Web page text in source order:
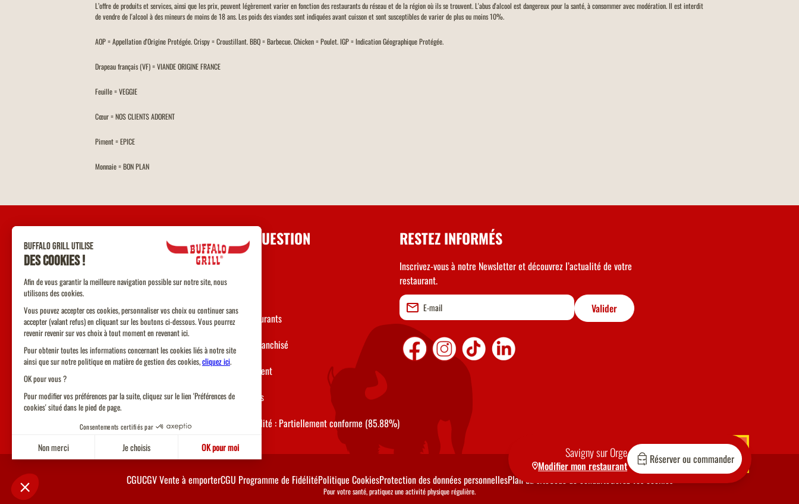
L’offre de produits et services, ainsi que les prix, peuvent légèrement varier en fonction des restaurants du réseau et de la région où ils se trouvent. L'abus d'alcool est dangereux pour la santé, à consommer avec modération. Il est interdit
de vendre de l'alcool à des mineurs de moins de 18 ans. Les poids des viandes sont indiquées avant cuisson et sont susceptibles de varier de plus ou moins 10%.
AOP = Appellation d'Origine Protégée. Crispy = Croustillant. BBQ = Barbecue. Chicken = Poulet. IGP = Indication Géographique Protégée.
Drapeau français (VF) = VIANDE ORIGINE FRANCE
Feuille = VEGGIE
Cœur = NOS CLIENTS ADORENT
Piment = EPICE
Monnaie = BON PLAN
Savigny sur Orge
Modifier mon restaurant Réserver ou commander
UNE QUESTION
Nos restaurants
Devenir franchisé
Recrutement
Allergènes
Accessibilité : Partiellement conforme (85.88%)
RESTEZ INFORMÉS
Inscrivez-vous à notre Newsletter et découvrez l’actualité de votre
restaurant.
Valider
CGUCGV Vente à emporterCGU Programme de FidélitéPolitique CookiesProtection des données personnellesPlan du siteCode de conduiteGérez vos cookies
Pour votre santé, pratiquez une activité physique régulière.